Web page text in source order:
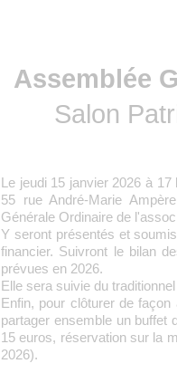
Assemblée
Salon
Le jeudi 15 janvier 2026 à
55 rue André-Marie
Générale Ordinaire de
Y seront présentés et
financier. Suivront le bilan
prévues en 2026.
Elle sera suivie du
Enfin, pour clôturer de
partager ensemble un buffet
15 euros, réservation sur la
2026).